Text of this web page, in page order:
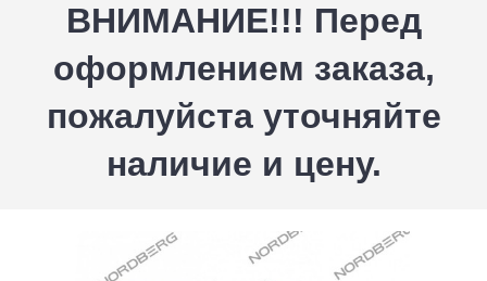
ВНИМАНИЕ!!! Перед
оформлением заказа,
пожалуйста уточняйте
наличие и цену.